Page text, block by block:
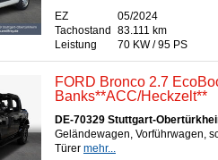
EZ
05/2024
Tachostand
83.111 km
Leistung
70 KW / 95 PS
FORD Bronco 2.7
Banks**ACC/Heckzelt**
DE-70329 Stuttgart-
Geländewagen, Vorführwagen,
Türer mehr...